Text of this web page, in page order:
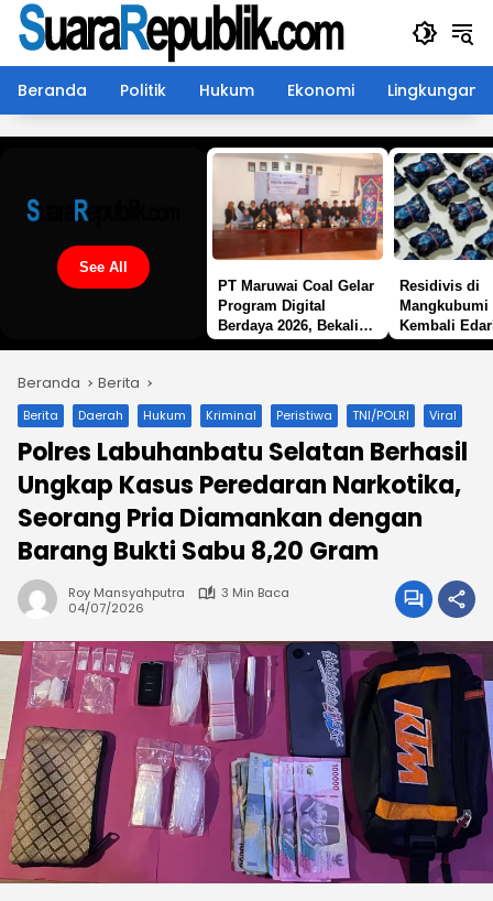
Langsung
konten
Beranda
Politik Hukum Ekonomi Lingkungan
See All
PT Maruwai Coal Gelar
Program Digital
Berdaya 2026, Bekali
Komputer Bekerja
Sama LPP Butterfly
Residivis di
Mangkubumi
Kembali
Beranda Berita
Berita Daerah Hukum Kriminal Peristiwa TNI/POLRI Viral
Polres Labuhanbatu Selatan Berhasil
Ungkap Kasus Peredaran Narkotika,
Seorang Pria Diamankan dengan
Barang Bukti Sabu 8,20 Gram
Roy Mansyahputra
3 Min Baca
04/07/2026